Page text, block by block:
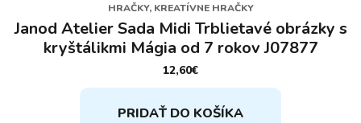
HRAČKY, KREATÍVNE HRAČKY
Janod Atelier Sada Midi Trblietavé obrázky s
kryštálikmi Mágia od 7 rokov J07877
12,60€
PRIDAŤ DO KOŠÍKA